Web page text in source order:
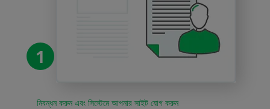
1
নিবন্ধন করুন এবং সিস্টেমে আপনার সাইট যোগ করুন